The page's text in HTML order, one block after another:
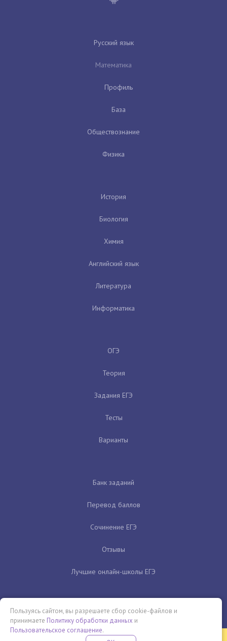
Русский язык
Математика
Профиль
База
Обществознание
Физика
История
Биология
Химия
Английский язык
Литература
Информатика
ОГЭ
Теория
Задания ЕГЭ
Тесты
Варианты
Банк заданий
Перевод баллов
Сочинение ЕГЭ
Отзывы
Лучшие онлайн-школы ЕГЭ
Пользуясь сайтом, вы разрешаете сбор cookie-файлов и
принимаете Политику обработки данных и
Пользовательское соглашение.